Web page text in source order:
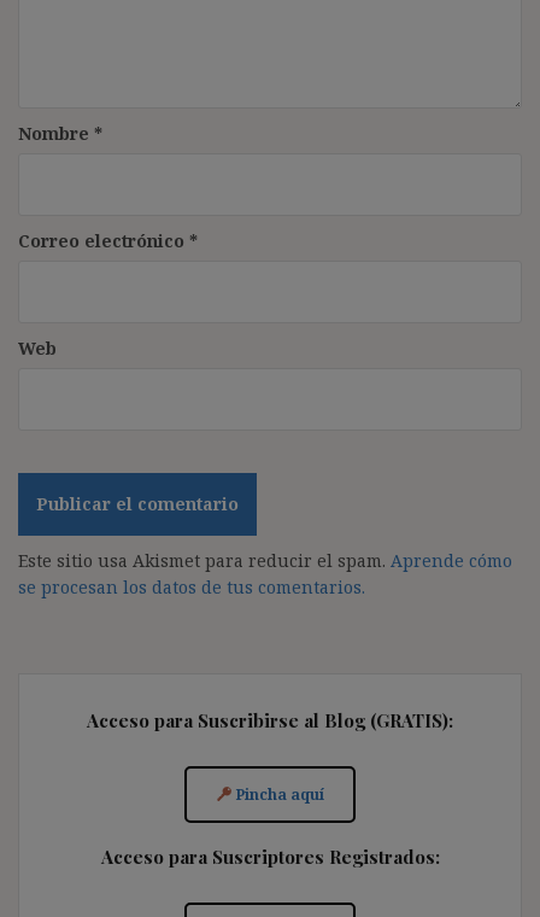
Nombre *
Correo electrónico *
Web
Este sitio usa Akismet para reducir el spam. Aprende cómo
se procesan los datos de tus comentarios.
Acceso para Suscribirse al Blog (GRATIS):
Pincha aquí
Acceso para Suscriptores Registrados: